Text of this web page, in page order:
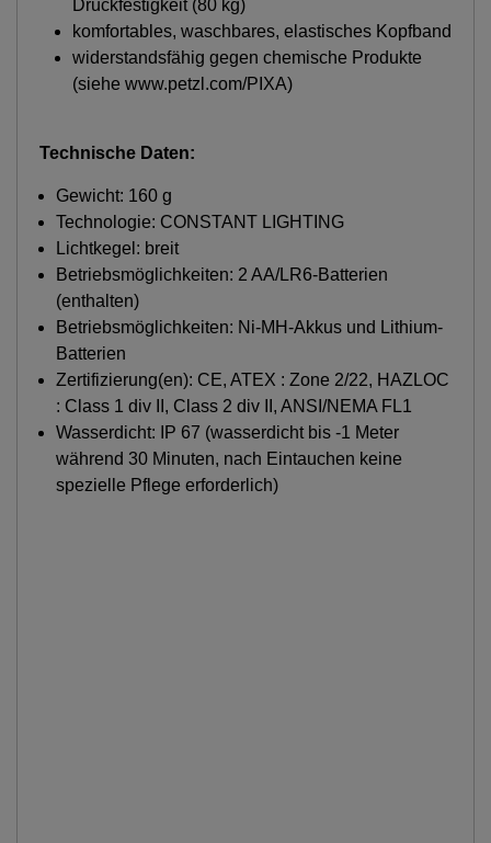
Druckfestigkeit (80 kg)
komfortables, waschbares, elastisches Kopfband
widerstandsfähig gegen chemische Produkte
(siehe www.petzl.com/PIXA)
Technische Daten:
Gewicht: 160 g
Technologie: CONSTANT LIGHTING
Lichtkegel: breit
Betriebsmöglichkeiten: 2 AA/LR6-Batterien
(enthalten)
Betriebsmöglichkeiten: Ni-MH-Akkus und Lithium-
Batterien
Zertifizierung(en): CE, ATEX : Zone 2/22, HAZLOC
: Class 1 div II, Class 2 div II, ANSI/NEMA FL1
Wasserdicht: IP 67 (wasserdicht bis -1 Meter
während 30 Minuten, nach Eintauchen keine
spezielle Pflege erforderlich)